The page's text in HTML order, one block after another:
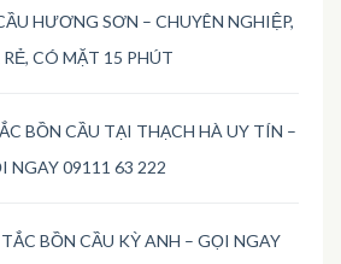
HƯƠNG SƠN – CHUYÊN NGHIỆP,
CÓ MẶT 15 PHÚT
BỒN CẦU TẠI THẠCH HÀ UY TÍN –
NGAY 09111 63 222
BỒN CẦU KỲ ANH – GỌI NGAY